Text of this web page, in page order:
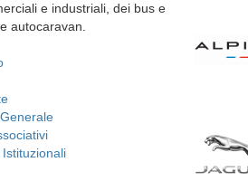
e industriali, dei bus e
autocaravan.